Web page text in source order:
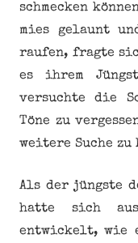
schmecken
mies gelaunt
raufen, fragte
es ihrem
versuchte die
Töne zu
weitere Suche
Als der jüngste
hatte sich
entwickelt, wie